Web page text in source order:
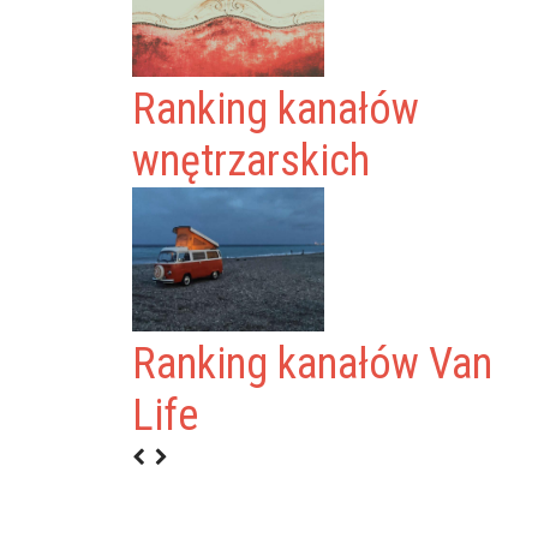
Ranking kanałów
wnętrzarskich
Ranking kanałów Van
Life